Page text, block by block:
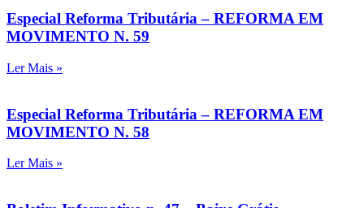
Especial Reforma Tributária – REFORMA EM
MOVIMENTO N. 59
Ler Mais »
Especial Reforma Tributária – REFORMA EM
MOVIMENTO N. 58
Ler Mais »